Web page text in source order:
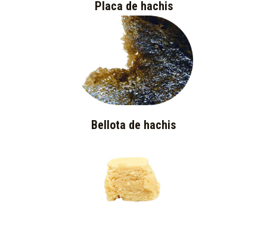
Placa de hachis
Bellota de hachis